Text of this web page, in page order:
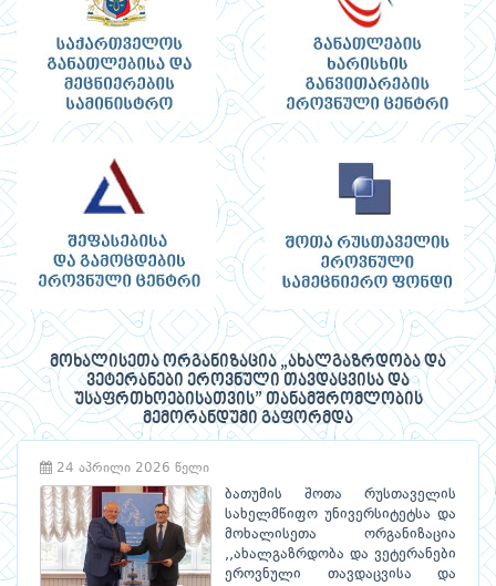
მოხალისეთა ორგანიზაცია „ახალგაზრდობა და
ვეტერანები ეროვნული თავდაცვისა და
უსაფრთხოებისათვის” თანამშრომლობის
მემორანდუმი გაფორმდა
24 აპრილი 2026 წელი
ბათუმის შოთა რუსთაველის
სახელმწიფო უნივერსიტეტსა და
მოხალისეთა ორგანიზაცია
,,ახალგაზრდობა და ვეტერანები
ეროვნული თავდაცვისა და